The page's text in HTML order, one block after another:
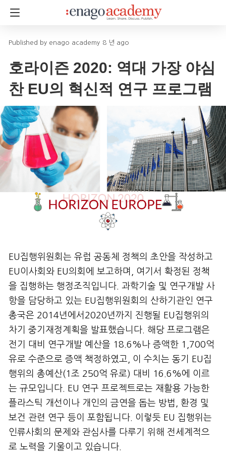
enago academy 8 년 ago
호라이즌 2020: 역대 가장 야심
찬 EU의 혁신적 연구 프로그램
EU집행위원회는 유럽 공동체 정책의 초안을 작성하고
EU이사회와 EU의회에 보고하며, 여기서 확정된 정책
을 집행하는 행정조직입니다. 과학기술 및 연구개발 사
항을 담당하고 있는 EU집행위원회의 산하기관인 연구
총국은 2014년에서2020년까지 진행될 EU집행위의
차기 중기재정계획을 발표했습니다. 해당 프로그램은
전기 대비 연구개발 예산을 18.6%나 증액한 1,700억
유로 수준으로 증액 책정하였고, 이 수치는 동기 EU집
행위의 총예산(1조 250억 유로) 대비 16.6%에 이르
는 규모입니다. EU 연구 프로젝트로는 재활용 가능한
플라스틱 개선이나 개인의 금연을 돕는 방법, 환경 및
보건 관련 연구 등이 포함됩니다. 이렇듯 EU 집행위는
인류사회의 문제와 관심사를 다루기 위해 전세계적으
로 노력을 기울이고 있습니다.